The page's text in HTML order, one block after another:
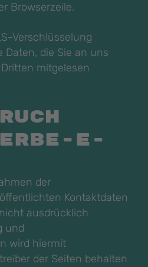
Browserzeile.
Verschlüsselung
Daten, die Sie an uns
mitgelesen
E-
der
Kontaktdaten
ausdrücklich
und
wird hiermit
der Seiten behalten